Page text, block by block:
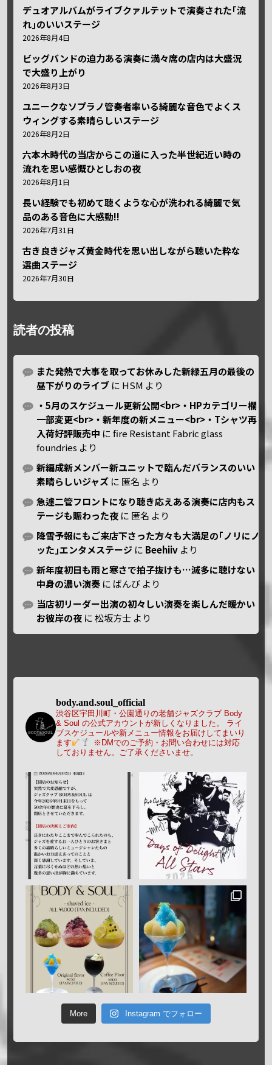
デュオアルバムがライブクァルテットで演奏された｢流
れ｣のいいステージ
2026年8月4日
ビッグバンドの迫力ある演奏に満々席の店内は大盛況
で大盛り上がり
2026年8月3日
ユニークなソプラノ管奏者率いる綺麗な音色でよくス
ウィングする素晴らしいステージ
2026年8月2日
六本木時代の当店からこの道に入った半世紀近い時の
流れを思い感慨ひとしおの夜
2026年8月1日
長い経験でも初めて聴くような心が洗われる綺麗で気
品のある音色に大感動!!
2026年7月31日
古き良きジャズ黄金時代を思い出しながら聴いた粋な
選曲ステージ
2026年7月30日
読者の投稿
また発熱で大事を取ってお休みした新緑五月の最後の
昼下がりのライブ に HSM より
・5月のスケジュール更新公開<br>・HPカテゴリー欄
一部変更<br>・新年度の新メニュー<br>・Tシャツ再
入荷好評販売中 にfire Resistant Fabric glass
foundries より
新編成新メンバー新ユニットで臨んだバランスのいい
素晴らしいジャズ に 匿名 より
急遽二管フロントになり聴き応えある演奏に店内もス
テージも賑わった夜 に 匿名 より
降雪予報にもご来店下さった方々も大満足の｢ノリにノ
ッた｣エンタメステージ に Beehiiv より
新年度初日も雨と寒さで拍子抜けも…滅多に聴けない
中身の濃い演奏 に ばんび より
当店初リーダー出演の初々しい演奏を楽しんだ暖かい
お彼岸の夜 に松坂方士 より
body.and.soul_official
渋谷区宇田川町・公園通りの老舗ジャズクラブ Body
& Soul の公式アカウントが新しくなりました。
ライ
ブスケジュールや新メニュー情報をお届けしてまいり
ます
※DMでのご予約・お問い合わせには対応
しておりません。ご了承くださいませ。
More Instagram でフォロー